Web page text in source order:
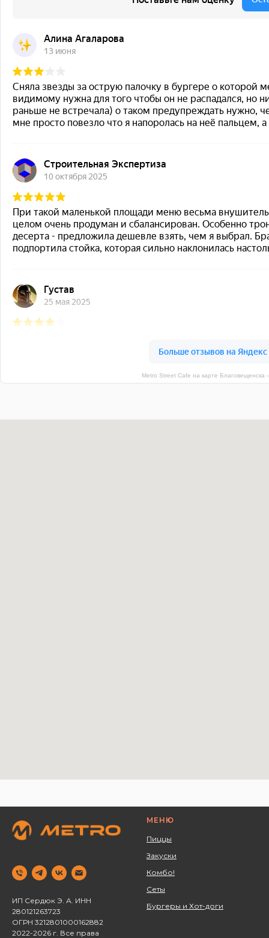
Metro Street Cafe на карте
ИП Сердюк Э. А. ИНН
280121263723 ‌
ОГРН 3212801000162882
2022-2026 г. Все права
МЕНЮ
Пиццы
Закуски
Комбо!
Сеты
Бургеры и Хот-доги